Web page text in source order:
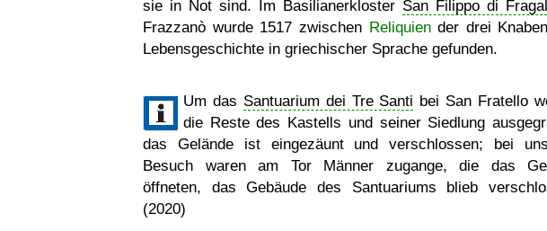
sie in Not sind. Im Basilianerkloster San Filippo di
Frazzanò wurde 1517 zwischen Reliquiender drei
Lebensgeschichte in griechischer Sprache gefunden.
Um das Santuarium dei Tre Santi bei San Fratello
die Reste des Kastells und seiner Siedlung
das Gelände ist eingezäunt und verschlossen; bei
Besuch waren am Tor Männer zugange, die das
öffneten, das Gebäude des Santuariums blieb
(2020)